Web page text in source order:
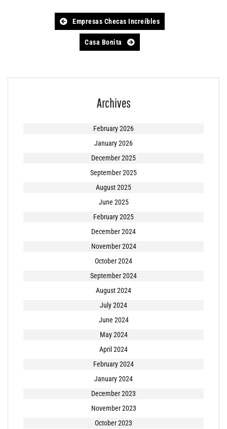
Empresas Checas Increíbles
Casa Bonita
Archives
February 2026
January 2026
December 2025
September 2025
August 2025
June 2025
February 2025
December 2024
November 2024
October 2024
September 2024
August 2024
July 2024
June 2024
May 2024
April 2024
February 2024
January 2024
December 2023
November 2023
October 2023